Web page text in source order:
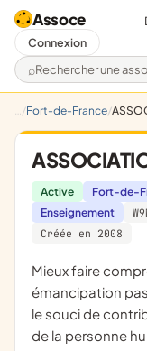
Assoce
Rechercher une
Connexion
Fort-de-France
Active Fort-de-
Enseignement
Créée en 2008
mieux faire comprendre aux jeunes que leur
émancipation
le souci de
de la personne